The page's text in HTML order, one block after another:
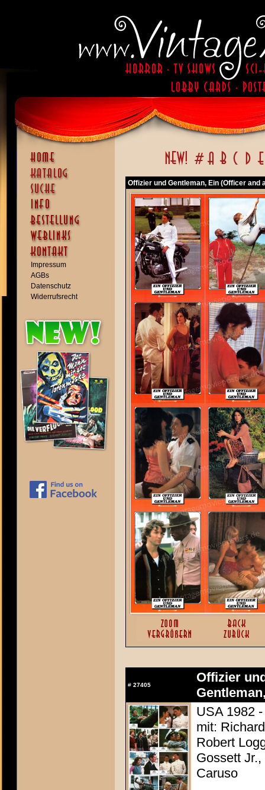
Impressum
AGBs
Datenschutz
Widerrufsrecht
Offizier und Gentleman, Ein (Officer and
# 27405
Offizier
USA 1982
mit:
Robert
Gossett
Caruso